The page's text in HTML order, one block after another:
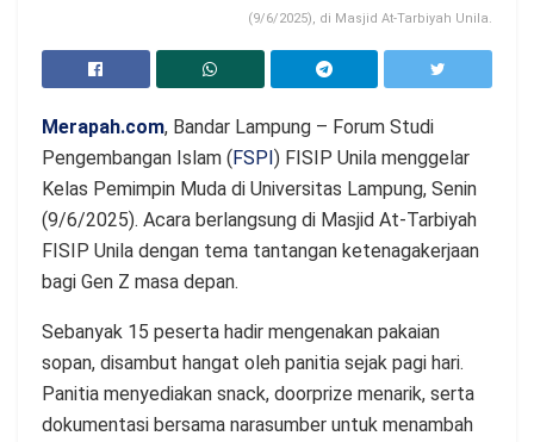
(9/6/2025), di Masjid At-Tarbiyah Unila.
Merapah.com, Bandar Lampung – Forum Studi
Pengembangan Islam (FSPI) FISIP Unila menggelar
Kelas Pemimpin Muda di Universitas Lampung, Senin
(9/6/2025). Acara berlangsung di Masjid At-Tarbiyah
FISIP Unila dengan tema tantangan ketenagakerjaan
bagi Gen Z masa depan.
Sebanyak 15 peserta hadir mengenakan pakaian
sopan, disambut hangat oleh panitia sejak pagi hari.
Panitia menyediakan snack, doorprize menarik, serta
dokumentasi bersama narasumber untuk menambah